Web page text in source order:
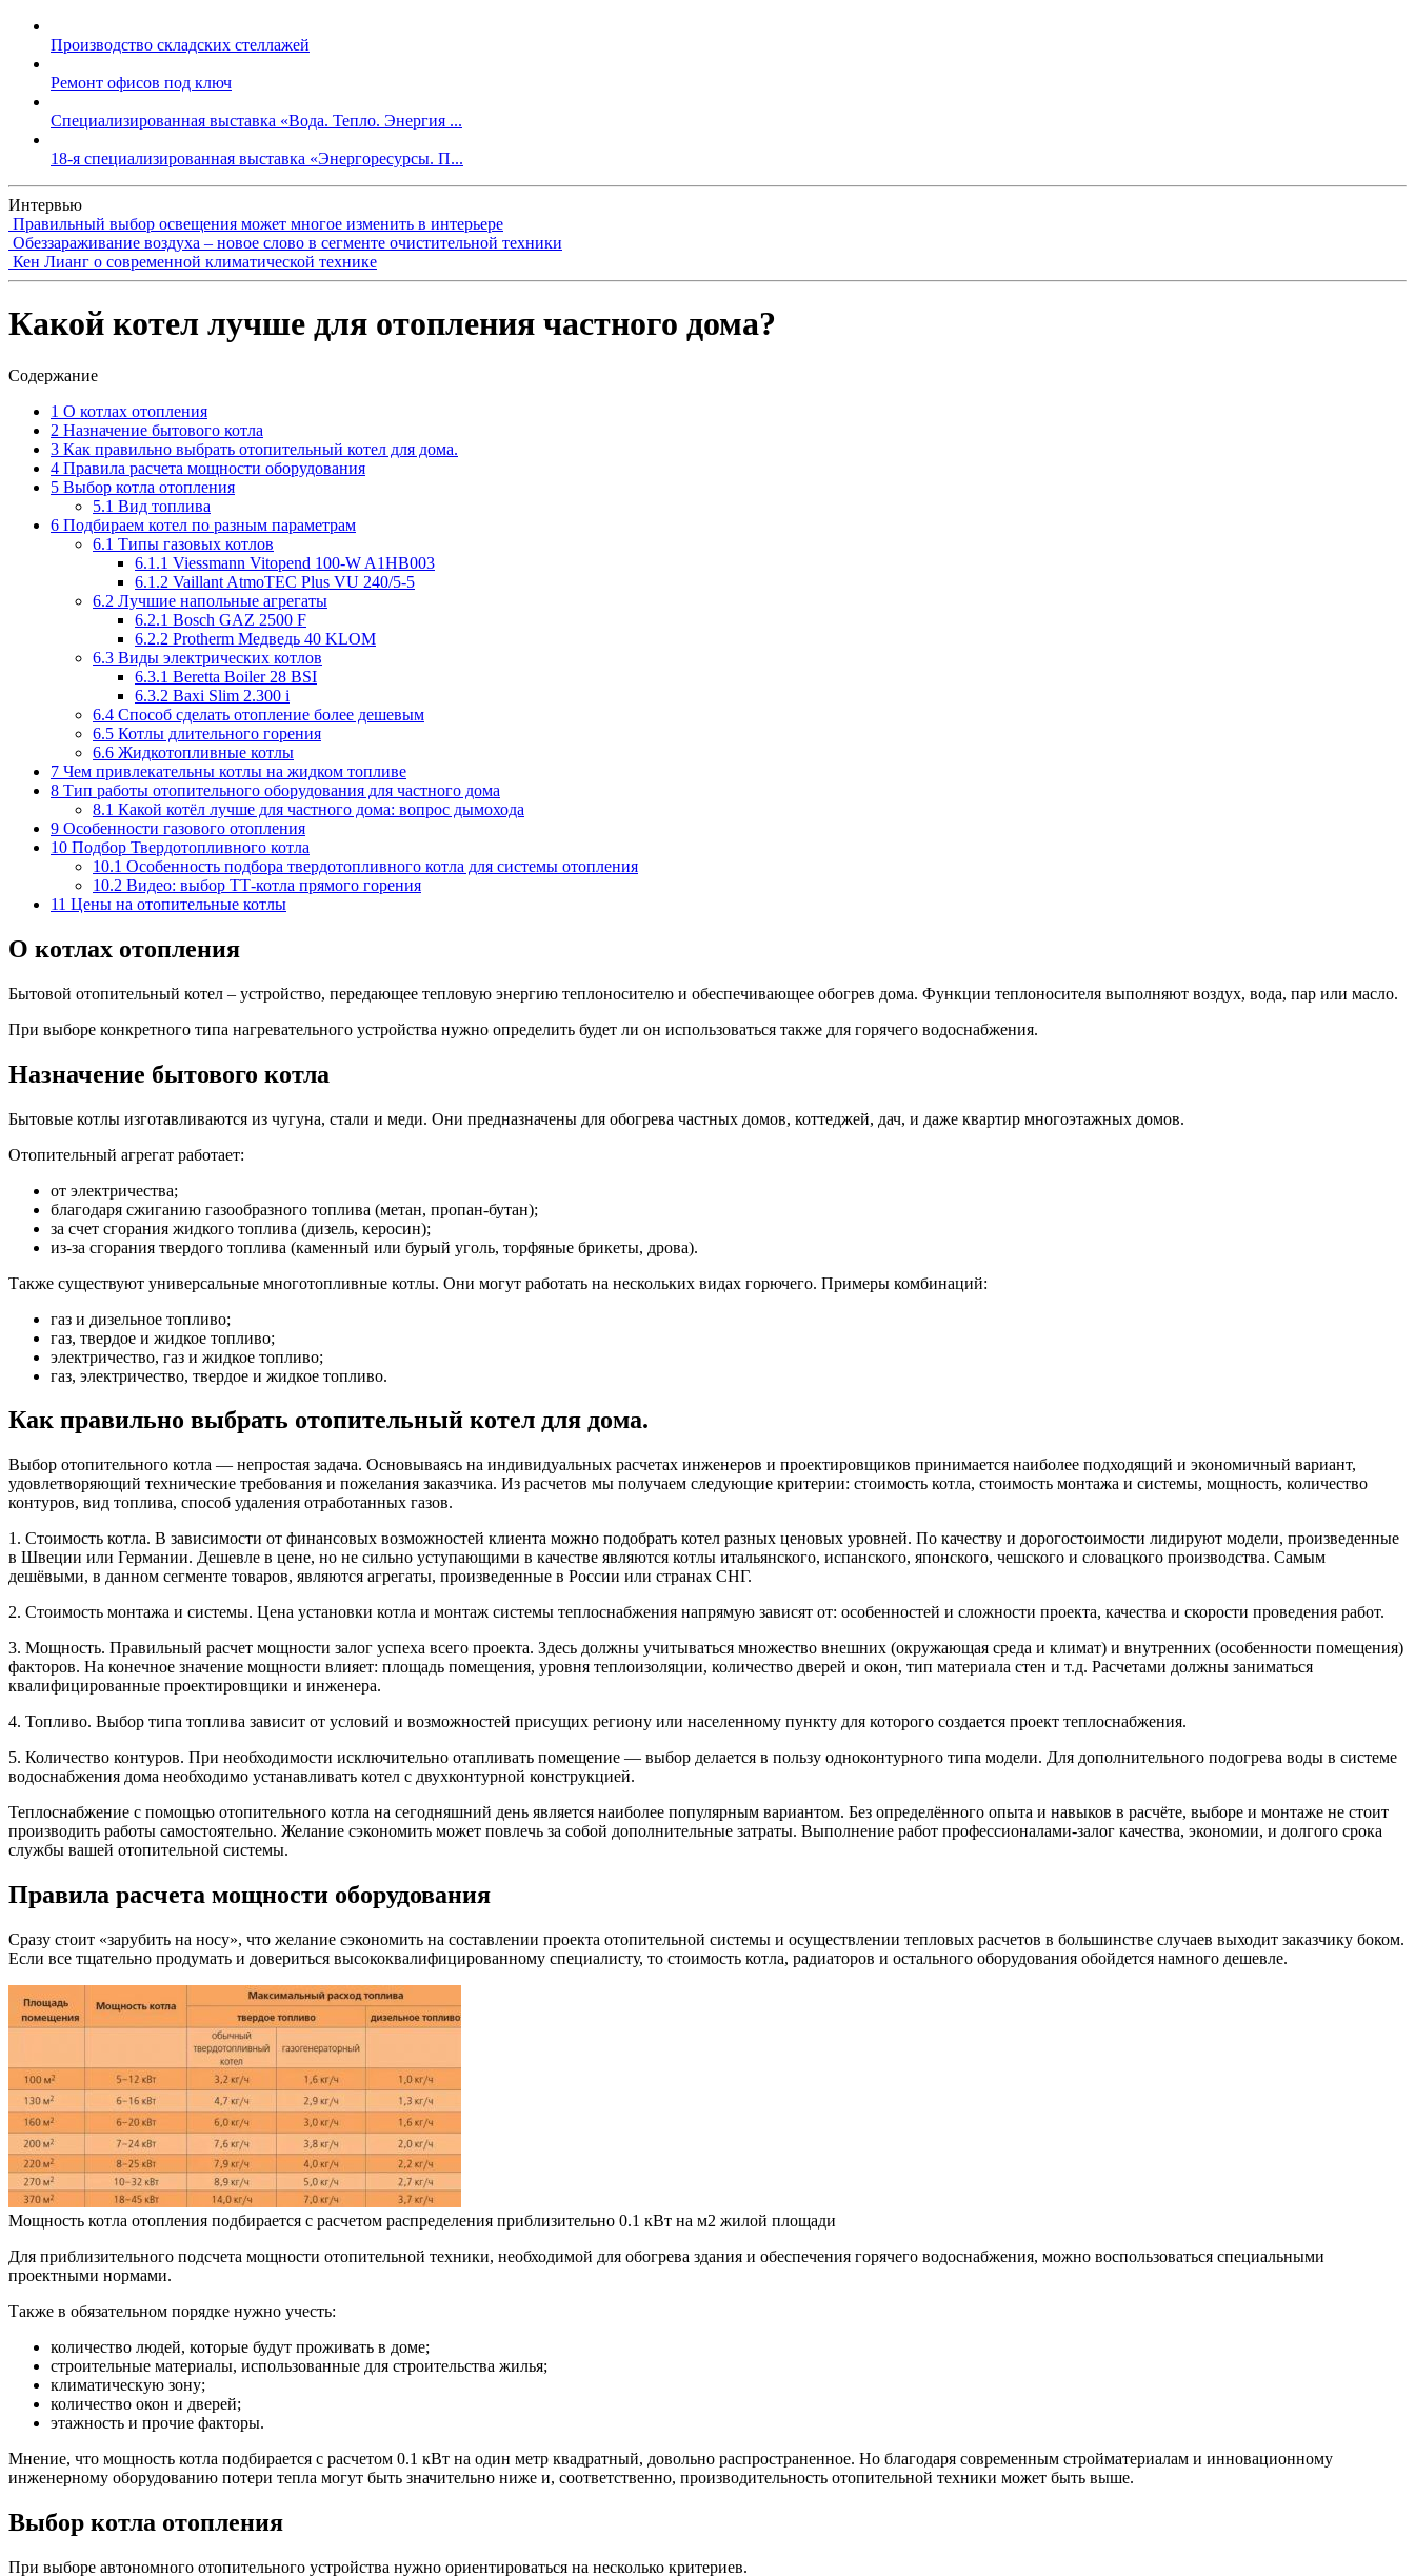
Производство складских стеллажей
Ремонт офисов под ключ
Специализированная выставка «Вода. Тепло. Энергия ...
18-я специализированная выставка «Энергоресурсы. П...
Интервью
Правильный выбор освещения может многое изменить в интерьере
Обеззараживание воздуха – новое слово в сегменте очистительной техники
Кен Лианг о современной климатической технике
Какой котел лучше для отопления частного дома?
Содержание
1 О котлах отопления
2 Назначение бытового котла
3 Как правильно выбрать отопительный котел для дома.
4 Правила расчета мощности оборудования
5 Выбор котла отопления
5.1 Вид топлива
6 Подбираем котел по разным параметрам
6.1 Типы газовых котлов
6.1.1 Viessmann Vitopend 100-W A1HB003
6.1.2 Vaillant AtmoTEC Plus VU 240/5-5
6.2 Лучшие напольные агрегаты
6.2.1 Bosch GAZ 2500 F
6.2.2 Protherm Медведь 40 KLOM
6.3 Виды электрических котлов
6.3.1 Beretta Boiler 28 BSI
6.3.2 Baxi Slim 2.300 i
6.4 Способ сделать отопление более дешевым
6.5 Котлы длительного горения
6.6 Жидкотопливные котлы
7 Чем привлекательны котлы на жидком топливе
8 Тип работы отопительного оборудования для частного дома
8.1 Какой котёл лучше для частного дома: вопрос дымохода
9 Особенности газового отопления
10 Подбор Твердотопливного котла
10.1 Особенность подбора твердотопливного котла для системы отопления
10.2 Видео: выбор ТТ-котла прямого горения
11 Цены на отопительные котлы
О котлах отопления
Бытовой отопительный котел – устройство, передающее тепловую энергию теплоносителю и обеспечивающее обогрев дома. Функции теплоносителя выполняют воздух, вода, пар или масло.
При выборе конкретного типа нагревательного устройства нужно определить будет ли он использоваться также для горячего водоснабжения.
Назначение бытового котла
Бытовые котлы изготавливаются из чугуна, стали и меди. Они предназначены для обогрева частных домов, коттеджей, дач, и даже квартир многоэтажных домов.
Отопительный агрегат работает:
от электричества;
благодаря сжиганию газообразного топлива (метан, пропан-бутан);
за счет сгорания жидкого топлива (дизель, керосин);
из-за сгорания твердого топлива (каменный или бурый уголь, торфяные брикеты, дрова).
Также существуют универсальные многотопливные котлы. Они могут работать на нескольких видах горючего. Примеры комбинаций:
газ и дизельное топливо;
газ, твердое и жидкое топливо;
электричество, газ и жидкое топливо;
газ, электричество, твердое и жидкое топливо.
Как правильно выбрать отопительный котел для дома.
Выбор отопительного котла — непростая задача. Основываясь на индивидуальных расчетах инженеров и проектировщиков принимается наиболее подходящий и экономичный вариант,
удовлетворяющий технические требования и пожелания заказчика. Из расчетов мы получаем следующие критерии: стоимость котла, стоимость монтажа и системы, мощность, количество
контуров, вид топлива, способ удаления отработанных газов.
1. Стоимость котла. В зависимости от финансовых возможностей клиента можно подобрать котел разных ценовых уровней. По качеству и дорогостоимости лидируют модели, произведенные
в Швеции или Германии. Дешевле в цене, но не сильно уступающими в качестве являются котлы итальянского, испанского, японского, чешского и словацкого производства. Самым
дешёвыми, в данном сегменте товаров, являются агрегаты, произведенные в России или странах СНГ.
2. Стоимость монтажа и системы. Цена установки котла и монтаж системы теплоснабжения напрямую зависят от: особенностей и сложности проекта, качества и скорости проведения работ.
3. Мощность. Правильный расчет мощности залог успеха всего проекта. Здесь должны учитываться множество внешних (окружающая среда и климат) и внутренних (особенности помещения)
факторов. На конечное значение мощности влияет: площадь помещения, уровня теплоизоляции, количество дверей и окон, тип материала стен и т.д. Расчетами должны заниматься
квалифицированные проектировщики и инженера.
4. Топливо. Выбор типа топлива зависит от условий и возможностей присущих региону или населенному пункту для которого создается проект теплоснабжения.
5. Количество контуров. При необходимости исключительно отапливать помещение — выбор делается в пользу одноконтурного типа модели. Для дополнительного подогрева воды в системе
водоснабжения дома необходимо устанавливать котел с двухконтурной конструкцией.
Теплоснабжение с помощью отопительного котла на сегодняшний день является наиболее популярным вариантом. Без определённого опыта и навыков в расчёте, выборе и монтаже не стоит
производить работы самостоятельно. Желание сэкономить может повлечь за собой дополнительные затраты. Выполнение работ профессионалами-залог качества, экономии, и долгого срока
службы вашей отопительной системы.
Правила расчета мощности оборудования
Сразу стоит «зарубить на носу», что желание сэкономить на составлении проекта отопительной системы и осуществлении тепловых расчетов в большинстве случаев выходит заказчику боком.
Если все тщательно продумать и довериться высококвалифицированному специалисту, то стоимость котла, радиаторов и остального оборудования обойдется намного дешевле.
Мощность котла отопления подбирается с расчетом распределения приблизительно 0.1 кВт на м2 жилой площади
Для приблизительного подсчета мощности отопительной техники, необходимой для обогрева здания и обеспечения горячего водоснабжения, можно воспользоваться специальными
проектными нормами.
Также в обязательном порядке нужно учесть:
количество людей, которые будут проживать в доме;
строительные материалы, использованные для строительства жилья;
климатическую зону;
количество окон и дверей;
этажность и прочие факторы.
Мнение, что мощность котла подбирается с расчетом 0.1 кВт на один метр квадратный, довольно распространенное. Но благодаря современным стройматериалам и инновационному
инженерному оборудованию потери тепла могут быть значительно ниже и, соответственно, производительность отопительной техники может быть выше.
Выбор котла отопления
При выборе автономного отопительного устройства нужно ориентироваться на несколько критериев.